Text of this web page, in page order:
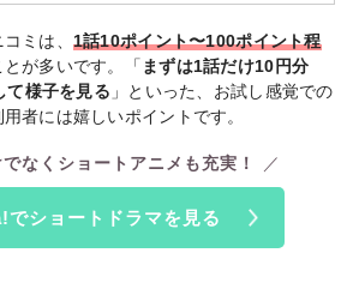
ミは、 1話10ポイント〜100ポイント程
が多いです。「 まずは1話だけ10円分
て様子を見る 」といった、お試し感覚での
者には嬉しいポイントです。
でなくショートアニメも充実！
でショートドラマを見る